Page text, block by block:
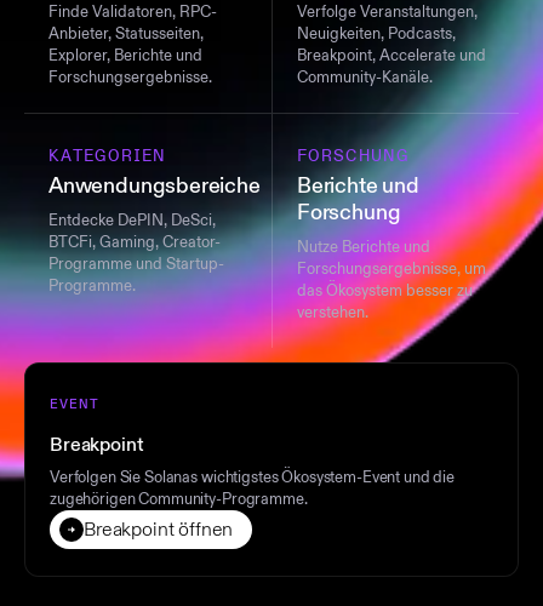
Finde Validatoren, RPC-
Anbieter, Statusseiten,
Explorer, Berichte und
Forschungsergebnisse.
Verfolge Veranstaltungen,
Neuigkeiten, Podcasts,
Breakpoint, Accelerate und
Community-Kanäle.
KATEGORIEN
Anwendungsbereiche
Entdecke DePIN, DeSci,
BTCFi, Gaming, Creator-
Programme und Startup-
Programme.
FORSCHUNG
Berichte und
Forschung
Nutze Berichte und
Forschungsergebnisse, um
das Ökosystem besser zu
verstehen.
EVENT
Breakpoint
Verfolgen Sie Solanas wichtigstes Ökosystem-Event und die
zugehörigen Community-Programme.
Breakpoint öffnen